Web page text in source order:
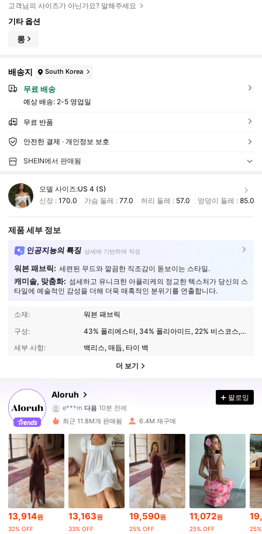
고객님의 사이즈가 아닌가요? 말해주세요
기타 옵션
롱
배송지 South Korea
무료 배송
예상 배송: 2-5 영업일
무료 반품
안전한 결제 · 개인정보 보호
SHEIN에서 판매됨
모델 사이즈:US 4 (S)
신장 : 170.0 가슴 둘레 :77.0 허리 둘레 : 57.0 엉덩이 둘레 : 85.0
제품 세부 정보
인공지능의 특징 상세에 기반하여 작성
워븐 패브릭: 세련된 무드와 깔끔한 직조감이 돋보이는 스타일.
캐미솔, 맞춤화: 섬세하고 유니크한 아플리케의 정교한 텍스처가 당신의 스
타일에 예술적인 감성을 더해 더욱 매혹적인 분위기를 연출합니다.
소재:
워븐 패브릭
구성:
43% 폴리에스터, 34% 폴리아미드, 22% 비스코스, 1% 폴리우레탄
세부 사항:
백리스, 매듭, 타이 백
더 보기
Aloruh
e***m 다음 10분 전에
가 탐색 중입니다
4.87
2.6M 팔로워
4.87 2.6M 팔로워
4.87 2.6M 팔로워
4.87 2.6M 팔로워
팔로잉
최근 11.8M개 판매됨 6.4M 재구매
13,914원
32% OFF
13,163원
33% OFF
19,590원
25% OFF
11,072원
25% OFF